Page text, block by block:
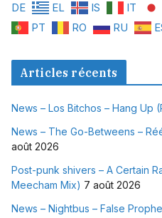
DE
EL IS IT
PT
RO RU
Articles récents
News – Los Bitchos – Hang Up
News – The Go-Betweens –
août 2026
Post-punk shivers – A Certain
Meecham Mix) 7 août 2026
News – Nightbus – False